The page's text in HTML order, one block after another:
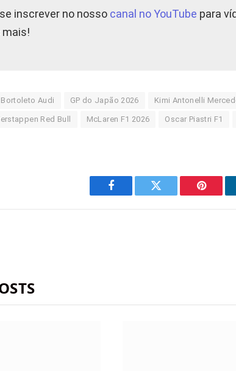
inscrever no nosso canal no YouTube para
mais!
Audi GP do Japão 2026 Kimi Antonelli
Red Bull McLaren F1 2026 Oscar Piastri F1
Facebook Twitter